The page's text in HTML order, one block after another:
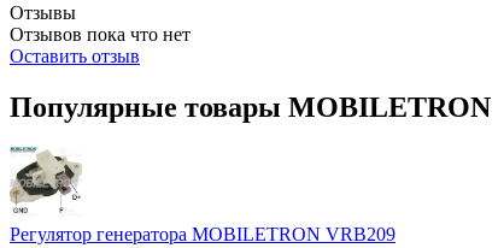
Отзывы
Отзывов пока что нет
Оставить отзыв
Популярные товары MOBILETRON
Регулятор генератора MOBILETRON VRB209